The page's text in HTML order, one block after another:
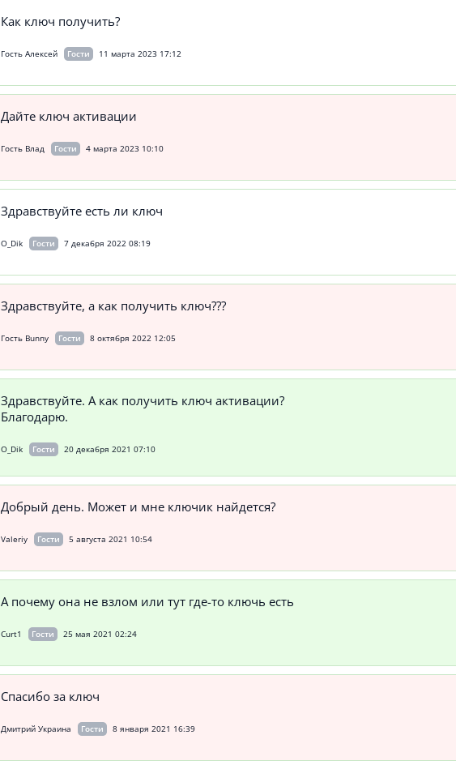
Как ключ получить?
Гость Алексей Гости 11 марта 2023 17:12
Дайте ключ активации
Гость Влад Гости 4 марта 2023 10:10
Здравствуйте есть ли ключ
O_Dik Гости 7 декабря 2022 08:19
Здравствуйте, а как получить ключ???
Гость Bunny Гости 8 октября 2022 12:05
Здравствуйте. А как получить ключ активации?
Благодарю.
O_Dik Гости 20 декабря 2021 07:10
Добрый день. Может и мне ключик найдется?
Valeriy Гости 5 августа 2021 10:54
А почему она не взлом или тут где-то ключь есть
Curt1 Гости 25 мая 2021 02:24
Спасибо за ключ
Дмитрий Украина Гости 8 января 2021 16:39